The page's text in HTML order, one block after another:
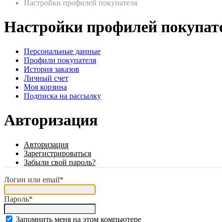
Настройки профилей покупателя
Настройки профилей
Персональные данные
Профили покупателя
История заказов
Личный счет
Моя корзина
Подписка на рассылку
Авторизация
Авторизация
Зарегистрироваться
Забыли свой пароль?
Логин или email*
Пароль*
Запомнить меня на этом компьютере